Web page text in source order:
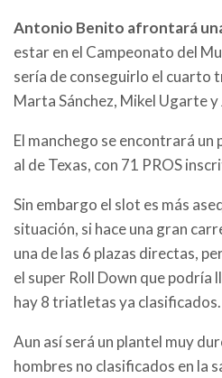
Antonio Benito afrontará
estar en el Campeonato del
sería de conseguirlo el cuarto
Marta Sánchez, Mikel Ugarte
El manchego se encontrará
al de Texas, con 71 PROS
Sin embargo el slot es más
situación, si hace una gran
una de las 6 plazas directas,
el super Roll Down que podría
hay 8 triatletas ya clasificados.
Aun así será un plantel muy
hombres no clasificados en la